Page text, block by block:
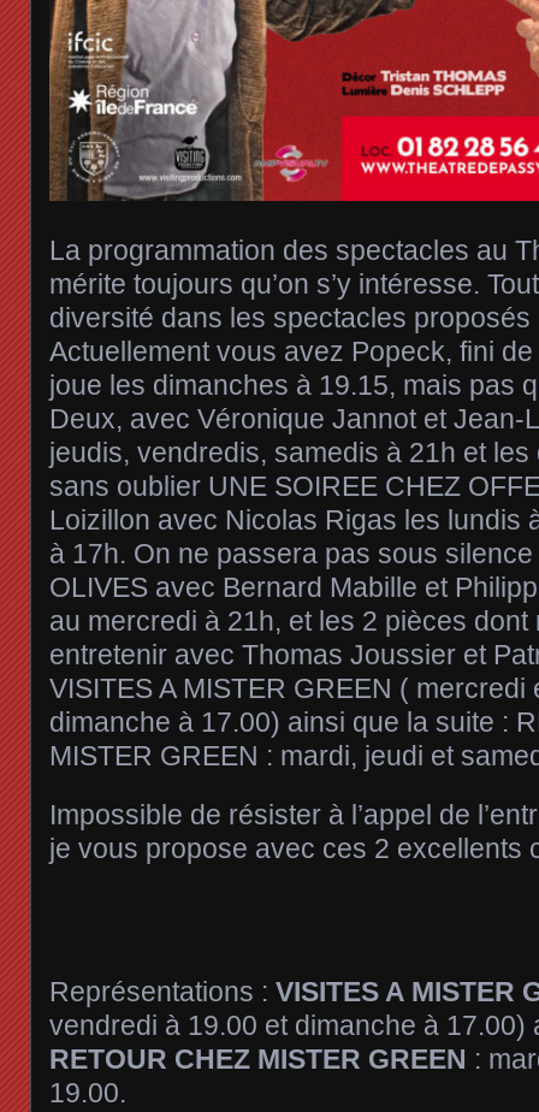
La programmation des spectacles au
mérite toujours qu’on s’y intéresse.
diversité dans les spectacles
Actuellement vous avez Popeck, fini
joue les dimanches à 19.15, mais pas
Deux, avec Véronique Jannot et
jeudis, vendredis, samedis à 21h et
sans oublier UNE SOIREE CHEZ
Loizillon avec Nicolas Rigas les lundis
à 17h. On ne passera pas sous silence
OLIVES avec Bernard Mabille et
au mercredi à 21h, et les 2 pièces
entretenir avec Thomas Joussier et
VISITES A MISTER GREEN (
dimanche à 17.00) ainsi que la suite :
MISTER GREEN : mardi, jeudi et
Impossible de résister à l’appel de
je vous propose avec ces 2 excellents
Représentations : VISITES A MISTER
vendredi à 19.00 et dimanche à 17.00)
RETOUR CHEZ MISTER GREEN :
19.00.